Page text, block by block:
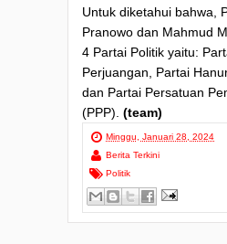
Untuk diketahui bahwa,
Pranowo dan Mahmud
4 Partai Politik yaitu:
Perjuangan, Partai
dan Partai Persatuan
(PPP). (team)
Minggu, Januari 28, 2024
Berita Terkini
Politik